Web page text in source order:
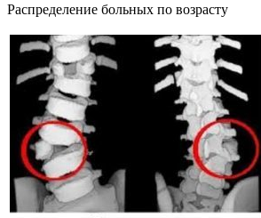
Распределение больных по возрасту